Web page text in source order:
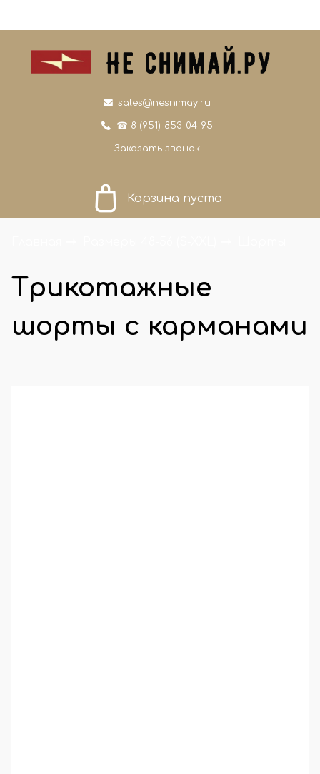
sales@nesnimay.ru
☎ 8 (951)-853-04-95
Заказать звонок
Корзина пуста
Трикотажные
шорты с карманами